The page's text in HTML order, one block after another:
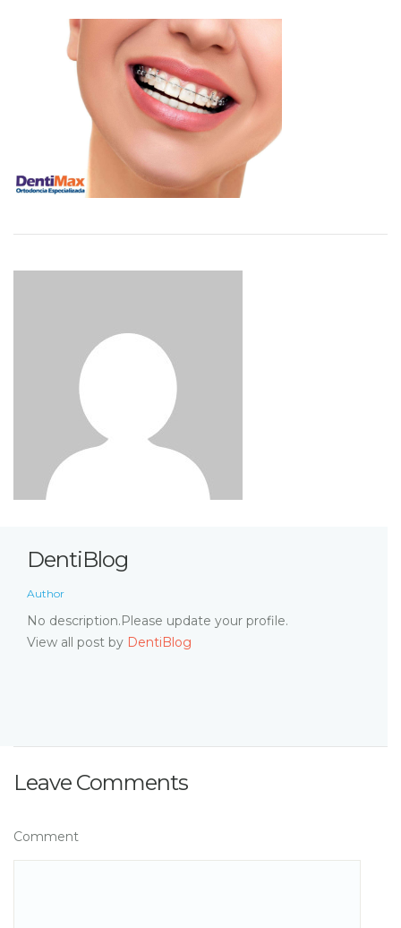
DentiBlog
Author
No description.Please update your profile.
View all post by DentiBlog
Leave Comments
Comment